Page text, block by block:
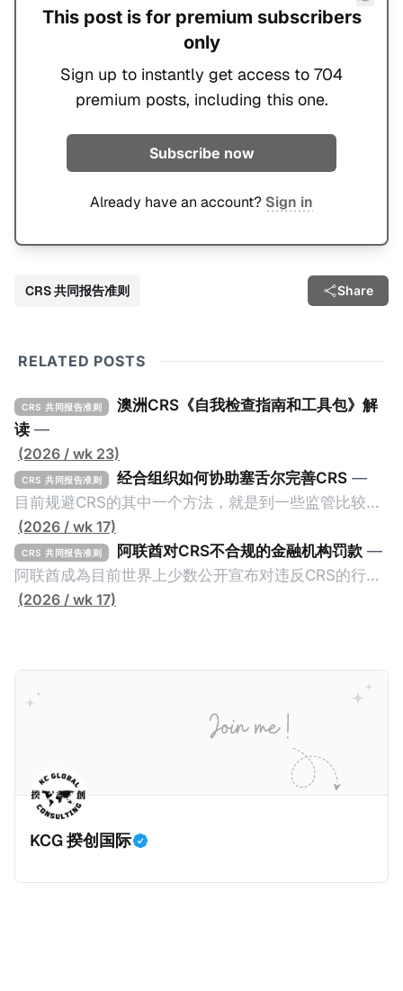
This post is for premium subscribers
only
Sign up to instantly get access to 704
premium posts, including this one.
Subscribe now
Already have an account? Sign in
CRS 共同报告准则 Share
RELATED POSTS
CRS 共同报告准则
澳洲CRS《自我检查指南和工具包》解
读 —
(2026 / wk 23)
CRS 共同报告准则 经合组织如何协助塞舌尔完善CRS —
目前规避CRS的其中一个方法，就是到一些监管比较松
的CRS成员国设立金融账户或实体，并透过提供错误的
信息来避免金融信息透过CRS传回至居民地的税务机
关。这些CRS成员国的监管较松并不一定是有意为之，
毕竟不少成员都是属于发展中国家，没有足够的资源及
（OECD Global Forum）会提供技术支持，让目前机关
尚待完善的CRS成员更好的实施CRS及CARF，避免造
成全球CRS制度的漏洞。我们一起看看经合组织如何协
助一个发展中国家：塞舌尔（Seychelles）。
(2026 / wk 17)
CRS 共同报告准则 阿联酋对CRS不合规的金融机构罚款 —
阿联酋成為目前世界上少数公开宣布对违反CRS的行为
处以罚款的国家。2025年5月26日，阿联酋的阿布扎比
版的CRS）的实体处以罚款的新闻稿。在新闻稿中，
ADGM的金融服务监管局（FSRA）宣布对23家实体处
以总计61万迪拉姆（折合约人民币113万）的罚款，原
因是它们违反了阿联酋的《2017年CRS条例》、
《2022年FATCA条例》。 这两条条例在阿联酋落实了
CRS及FATCA要求，要求报告金融实体（简称RFI）收
集并报告外国账户持有人的信息，以协助打击国际逃税
行为。阿联酋签署的政府间协议通过促进不同司法管辖
(2026 / wk 17)
KCG 揆创国际